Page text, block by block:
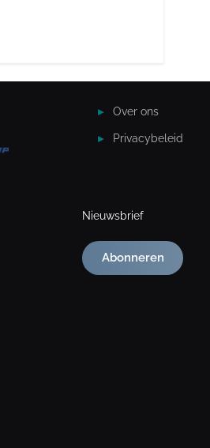
Over ons
Privacybeleid
Nieuwsbrief
Abonneren